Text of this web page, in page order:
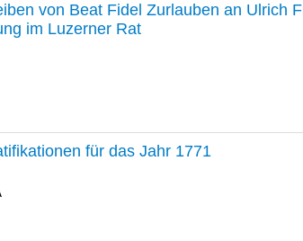
von Beat Fidel Zurlauben an Ulrich
im Luzerner Rat
für das Jahr 1771